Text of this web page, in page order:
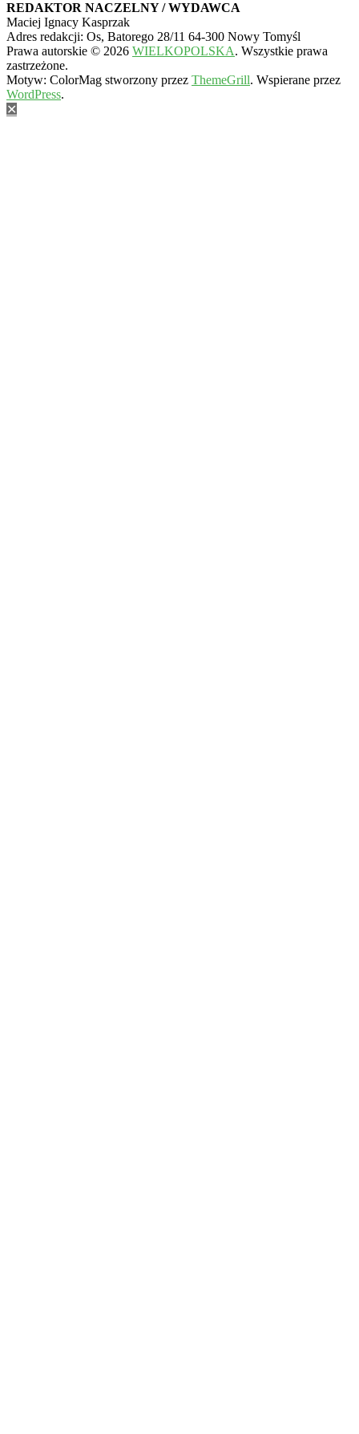
REDAKTOR NACZELNY / WYDAWCA
Maciej Ignacy Kasprzak
Adres redakcji: Os, Batorego 28/11 64-300 Nowy Tomyśl
Prawa autorskie © 2026 WIELKOPOLSKA. Wszystkie prawa
zastrzeżone.
Motyw: ColorMag stworzony przez ThemeGrill. Wspierane przez
WordPress.
✕